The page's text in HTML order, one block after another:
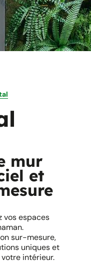
mur
et
vos espaces
sur-mesure,
uniques et
intérieur.